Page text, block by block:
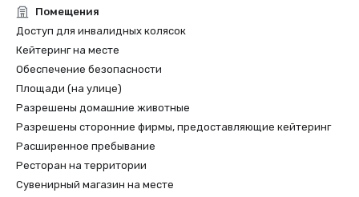
Помещения
Доступ для инвалидных колясок
Кейтеринг на месте
Обеспечение безопасности
Площади (на улице)
Разрешены домашние животные
Разрешены сторонние фирмы, предоставляющие кейтеринг
Расширенное пребывание
Ресторан на территории
Сувенирный магазин на месте